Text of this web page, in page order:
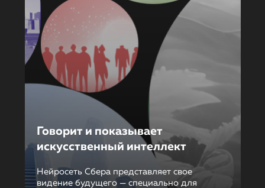
Говорит и показывает
искусственный интеллект
Нейросеть Сбера представляет свое
видение будущего — специально для